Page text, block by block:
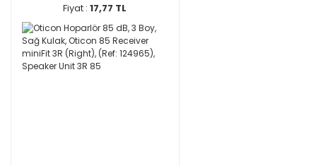
Fiyat :17,77 TL